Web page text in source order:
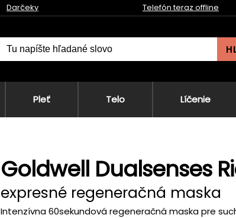
Darčeky Telefón teraz offline
Pleť Telo Líčenie
Goldwell Dualsenses
expresné regeneračná maska
Intenzívna 60sekundová regeneračná maska pre